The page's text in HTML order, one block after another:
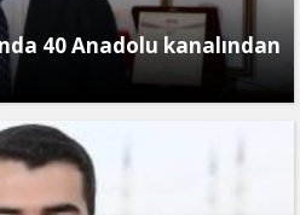
40 Anadolu kanalından